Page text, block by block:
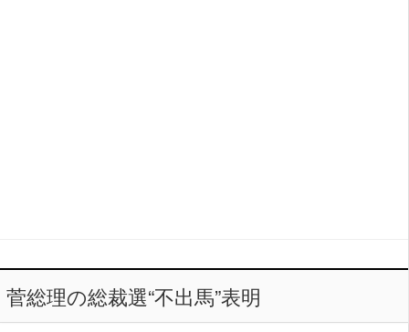
菅総理の総裁選“不出馬”表明